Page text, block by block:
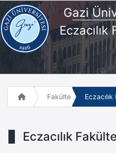
Gazi
Fakülte ve Meslek
Eczacılık